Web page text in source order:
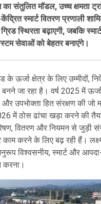
का संतुलित मॉडल, उच्च क्षमता
स्मार्ट वितरण प्रणाली
स्थिरता बढ़ाएगी, जबकि
सेवाओं को बेहतर बनाएंगे।
के ऊर्जा क्षेत्र के लिए उम्मीदों,
बनने जा रहा है। वर्ष 2025 में
और उपभोक्ता हित संरक्षण की जो
में ठोस ढांचा खड़ा करने की
वितरण और नियमन से जुड़ी
काम करने के लिए बढ़ रही हैं।
विश्वसनीय, स्मार्ट और आपदा-
करना।